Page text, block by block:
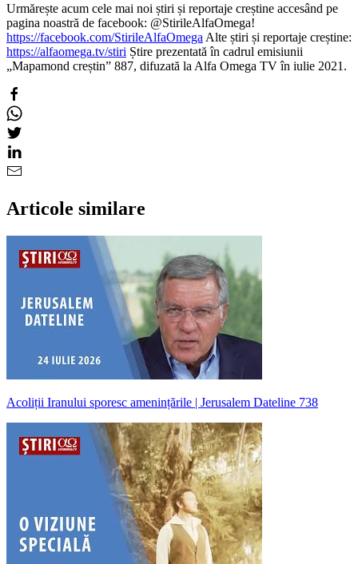
Urmărește acum cele mai noi știri și reportaje creștine accesând pe
pagina noastră de facebook: @StirileAlfaOmega!
https://facebook.com/StirileAlfaOmega Alte știri și reportaje creștine:
https://alfaomega.tv/stiri Știre prezentată în cadrul emisiunii
„Mapamond creștin” 887, difuzată la Alfa Omega TV în iulie 2021.
Articole similare
Acoliții Iranului sporesc amenințările | Jerusalem Dateline 738